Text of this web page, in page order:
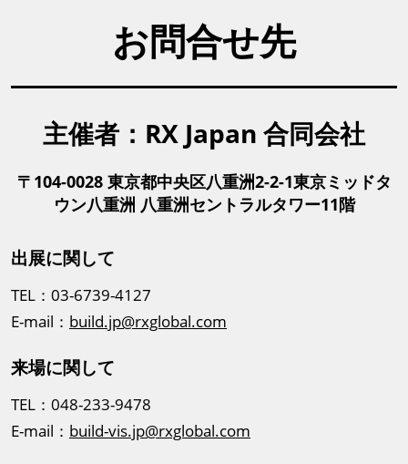
お問合せ先
主催者：RX Japan 合同会社
〒104-0028 東京都中央区八重洲2-2-1東京ミッドタ
ウン八重洲 八重洲セントラルタワー11階
出展に関して
TEL：03-6739-4127
E-mail： build.jp@rxglobal.com
来場に関して
TEL：048-233-9478
E-mail： build-vis.jp@rxglobal.com